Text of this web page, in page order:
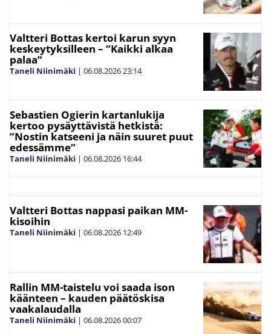
Valtteri Bottas kertoi karun syyn
keskeytyksilleen – ”Kaikki alkaa
palaa”
Taneli Niinimäki | 06.08.202623:14
Sebastien Ogierin kartanlukija
kertoo pysäyttävistä hetkistä:
”Nostin katseeni ja näin suuret puut
edessämme”
Taneli Niinimäki | 06.08.2026 16:44
Valtteri Bottas nappasi paikan MM-
kisoihin
Taneli Niinimäki | 06.08.2026 12:49
Rallin MM-taistelu voi saada ison
käänteen – kauden päätöskisa
vaakalaudalla
Taneli Niinimäki | 06.08.202600:07